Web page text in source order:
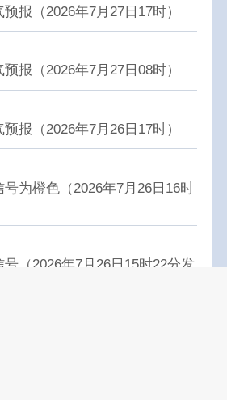
报（2026年7月27日17时）
报（2026年7月27日08时）
报（2026年7月26日17时）
为橙色（2026年7月26日16时
（2026年7月26日15时22分发